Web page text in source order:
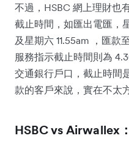
不過，HSBC 網上理財也
截止時間，如匯出電匯，
及星期六 11.55am ，匯款
服務指示截止時間則為
交通銀行戶口，截止時間
款的客戶來說，實在不太
HSBC vs Airwallex